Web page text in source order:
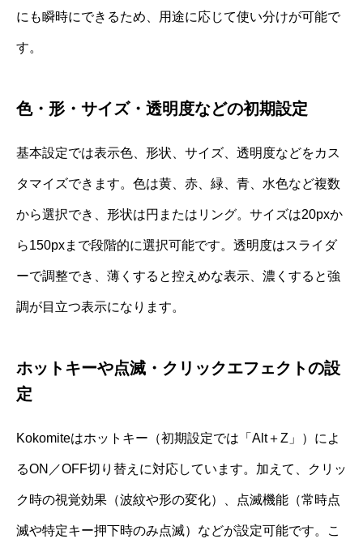
にも瞬時にできるため、用途に応じて使い分けが可能で
す。
色・形・サイズ・透明度などの初期設定
基本設定では表示色、形状、サイズ、透明度などをカス
タマイズできます。色は黄、赤、緑、青、水色など複数
から選択でき、形状は円またはリング。サイズは20pxか
ら150pxまで段階的に選択可能です。透明度はスライダ
ーで調整でき、薄くすると控えめな表示、濃くすると強
調が目立つ表示になります。
ホットキーや点滅・クリックエフェクトの設
定
Kokomiteはホットキー（初期設定では「Alt＋Z」）によ
るON／OFF切り替えに対応しています。加えて、クリッ
ク時の視覚効果（波紋や形の変化）、点滅機能（常時点
滅や特定キー押下時のみ点滅）などが設定可能です。こ